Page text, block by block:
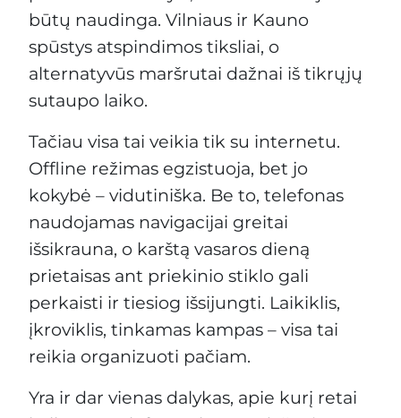
būtų naudinga. Vilniaus ir Kauno
spūstys atspindimos tiksliai, o
alternatyvūs maršrutai dažnai iš tikrųjų
sutaupo laiko.
Tačiau visa tai veikia tik su internetu.
Offline režimas egzistuoja, bet jo
kokybė – vidutiniška. Be to, telefonas
naudojamas navigacijai greitai
išsikrauna, o karštą vasaros dieną
prietaisas ant priekinio stiklo gali
perkaisti ir tiesiog išsijungti. Laikiklis,
įkroviklis, tinkamas kampas – visa tai
reikia organizuoti pačiam.
Yra ir dar vienas dalykas, apie kurį retai